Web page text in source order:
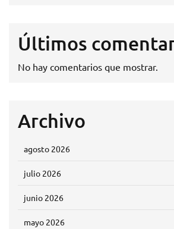
Últimos
No hay comentarios que mostrar.
Archivo
agosto 2026
julio 2026
junio 2026
mayo 2026